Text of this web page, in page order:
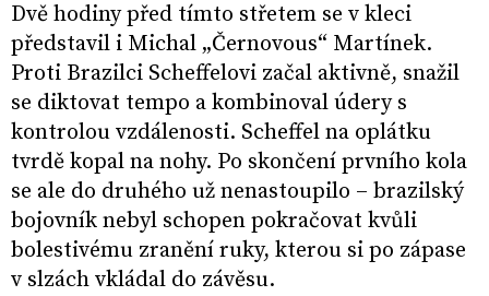
Dvě hodiny před tímto střetem se v kleci
představil i Michal „Černovous“ Martínek.
Proti Brazilci Scheffelovi začal aktivně, snažil
se diktovat tempo a kombinoval údery s
kontrolou vzdálenosti. Scheffel na oplátku
tvrdě kopal na nohy. Po skončení prvního kola
se ale do druhého už nenastoupilo – brazilský
bojovník nebyl schopen pokračovat kvůli
bolestivému zranění ruky, kterou si po zápase
v slzách vkládal do závěsu.